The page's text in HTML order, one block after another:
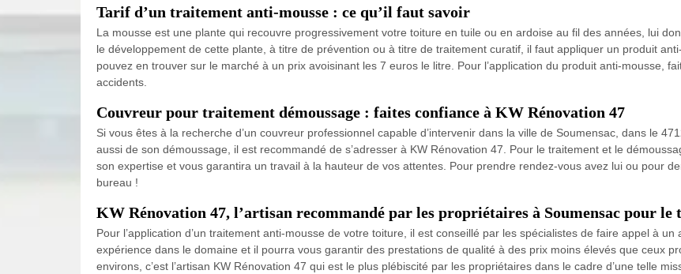
Tarif d’un traitement anti-mousse : ce qu’il faut savoir
La mousse est une plante qui recouvre progressivement votre toiture en tuile ou en ardoise au fil des années, lui
le développement de cette plante, à titre de prévention ou à titre de traitement curatif, il faut appliquer un produit
pouvez en trouver sur le marché à un prix avoisinant les 7 euros le litre. Pour l’application du produit anti-mousse,
accidents.
Couvreur pour traitement démoussage : faites confiance à KW Rénovation 47
Si vous êtes à la recherche d’un couvreur professionnel capable d’intervenir dans la ville de Soumensac, dans le
aussi de son démoussage, il est recommandé de s’adresser à KW Rénovation 47. Pour le traitement et le
son expertise et vous garantira un travail à la hauteur de vos attentes. Pour prendre rendez-vous avez lui ou pour
bureau !
KW Rénovation 47, l’artisan recommandé par les propriétaires à Soumensac pour
Pour l’application d’un traitement anti-mousse de votre toiture, il est conseillé par les spécialistes de faire appel à
expérience dans le domaine et il pourra vous garantir des prestations de qualité à des prix moins élevés que ceux
environs, c’est l’artisan KW Rénovation 47 qui est le plus plébiscité par les propriétaires dans le cadre d’une telle